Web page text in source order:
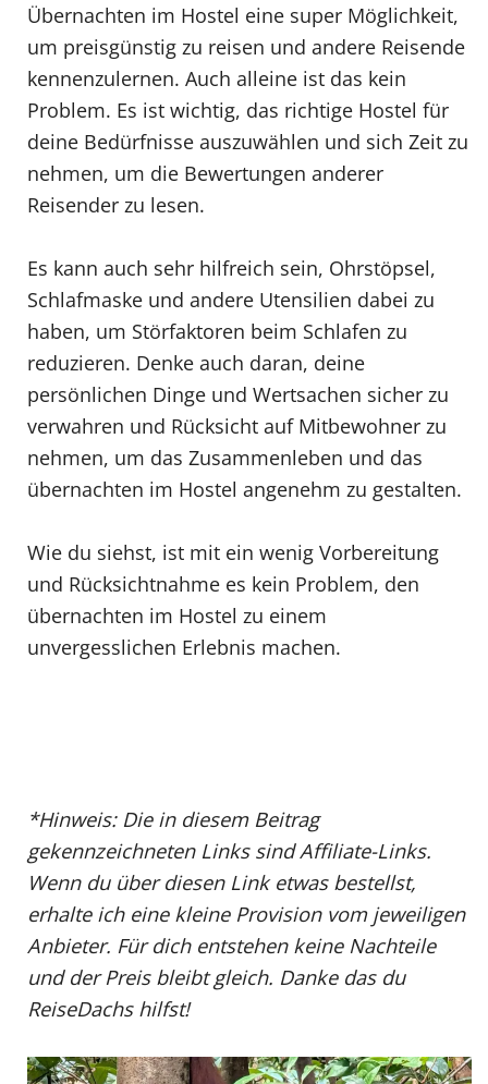
Übernachten im Hostel eine super Möglichkeit,
um preisgünstig zu reisen und andere Reisende
kennenzulernen. Auch alleine ist das kein
Problem. Es ist wichtig, das richtige Hostel für
deine Bedürfnisse auszuwählen und sich Zeit zu
nehmen, um die Bewertungen anderer
Reisender zu lesen.
Es kann auch sehr hilfreich sein, Ohrstöpsel,
Schlafmaske und andere Utensilien dabei zu
haben, um Störfaktoren beim Schlafen zu
reduzieren. Denke auch daran, deine
persönlichen Dinge und Wertsachen sicher zu
verwahren und Rücksicht auf Mitbewohner zu
nehmen, um das Zusammenleben und das
übernachten im Hostel angenehm zu gestalten.
Wie du siehst, ist mit ein wenig Vorbereitung
und Rücksichtnahme es kein Problem, den
übernachten im Hostel zu einem
unvergesslichen Erlebnis machen.
*Hinweis: Die in diesem Beitrag
gekennzeichneten Links sind Affiliate-Links.
Wenn du über diesen Link etwas bestellst,
erhalte ich eine kleine Provision vom jeweiligen
Anbieter. Für dich entstehen keine Nachteile
und der Preis bleibt gleich. Danke das du
ReiseDachs hilfst!